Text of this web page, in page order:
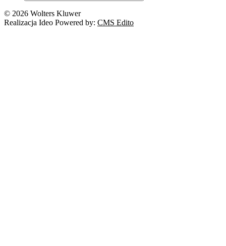
© 2026 Wolters Kluwer
Realizacja Ideo Powered by: CMS Edito